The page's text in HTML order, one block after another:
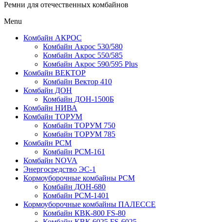
Ремни для отечественных комбайнов
Menu
Комбайн АКРОС
Комбайн Акрос 530/580
Комбайн Акрос 550/585
Комбайн Акрос 590/595 Plus
Комбайн ВЕКТОР
Комбайн Вектор 410
Комбайн ДОН
Комбайн ДОН-1500Б
Комбайн НИВА
Комбайн ТОРУМ
Комбайн ТОРУМ 750
Комбайн ТОРУМ 785
Комбайн РСМ
Комбайн РСМ-161
Комбайн NOVA
Энергосредство ЭС-1
Кормоуборочные комбайны РСМ
Комбайн ДОН-680
Комбайн РСМ-1401
Кормоуборочные комбайны ПАЛЕССЕ
Комбайн КВК-800 FS-80